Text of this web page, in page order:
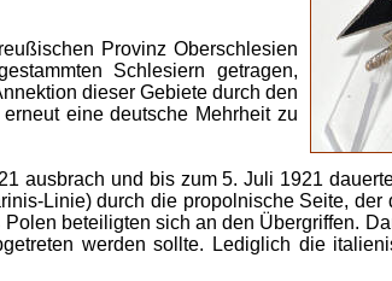
Provinz Oberschlesien
Schlesiern getragen,
dieser Gebiete durch den
eine deutsche Mehrheit zu
ausbrach und bis zum 5. Juli 1921
Linie) durch die propolnische Seite, der
beteiligten sich an den Übergriffen.
werden sollte. Lediglich die